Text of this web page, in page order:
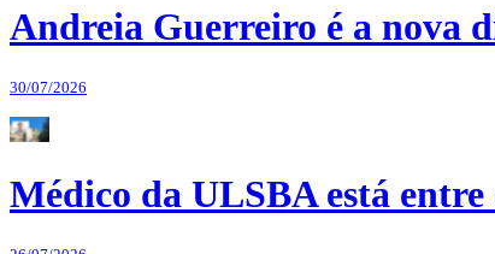
Andreia Guerreiro é a nova
30/07/2026
Médico da ULSBA está